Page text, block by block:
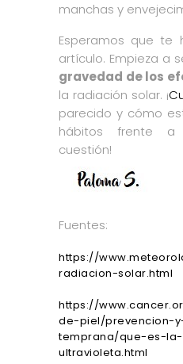
manchas y
Esperamos que te
artículo. Empieza a
gravedad de los
la radiación solar. ¡
parecido y cómo
hábitos frente a
cuestión!
Fuentes:
https://
radiacion-solar.html
https://
de-piel/prevencion-
temprana/que-es-
ultravioleta.html